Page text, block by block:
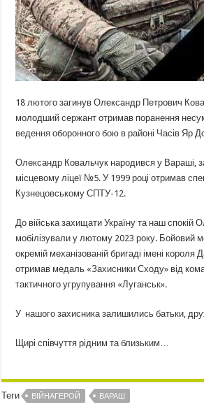
18 лютого загинув Олександр Петрович
молодший сержант отримав поранення
ведення оборонного бою в районі Часів Яр
Олександр Ковальчук народився у Вараші,
місцевому ліцеї №5. У 1999 році отримав
Кузнецовському СПТУ-12.
До війська захищати Україну та наш спокій
мобілізували у лютому 2023 року. Бойовий
окремій механізованій бригаді імені
отримав медаль «Захисники Сходу» від
тактичного угрупування «Луганськ».
У нашого захисника залишились батьки,
Щирі співчуття рідним та близьким…
Теги ВІЙНАГЕРОЙ ВАРАШ